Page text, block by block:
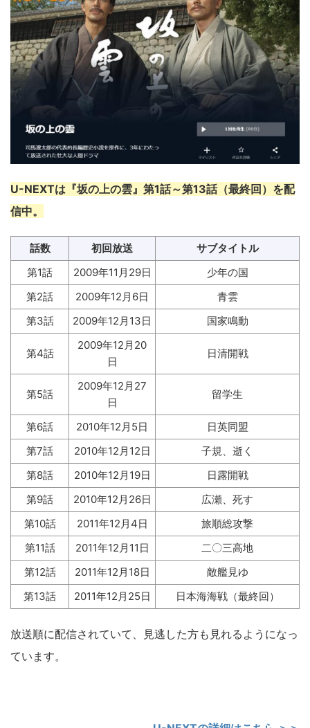
U-NEXTは『坂の上の雲』第1話～第13話（最終回）を配
信中。
話数 初回放送
サブタイトル
第1話
2009年11月29日
少年の国
第2話
2009年12月6日
青雲
第3話
2009年12月13日 国家鳴動
第4話
2009年12月20
日
日清開戦
第5話
2009年12月27
日
留学生
第6話 2010年12月5日
日英同盟
第7話
2010年12月12日
子規、逝く
第8話
2010年12月19日
日露開戦
第9話
2010年12月26日
広瀬、死す
第10話
2011年12月4日
旅順総攻撃
第11話
2011年12月11日
二〇三高地
第12話
2011年12月18日
敵艦見ゆ
第13話
2011年12月25日 日本海海戦（最終回）
放送順に配信されていて、見逃した方も見れるようになっ
ています。